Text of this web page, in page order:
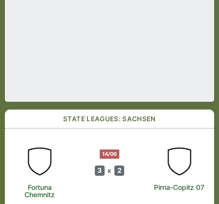
STATE LEAGUES: SACHSEN
14/06
3 x 2
Fortuna
Chemnitz
Pirna-Copitz 07